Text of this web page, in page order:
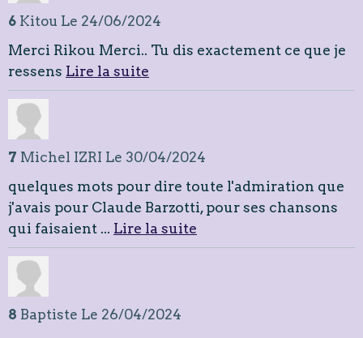
6 Kitou Le 24/06/2024
Merci Rikou Merci.. Tu dis exactement ce que je
ressens Lire la suite
7 Michel IZRI Le 30/04/2024
quelques mots pour dire toute l'admiration que
j'avais pour Claude Barzotti, pour ses chansons
qui faisaient ... Lire la suite
8 Baptiste Le 26/04/2024